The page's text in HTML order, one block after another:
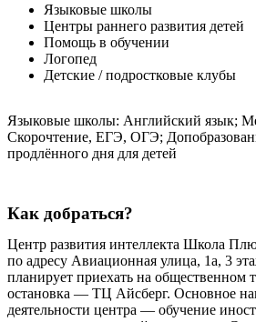
Языковые школы
Центры раннего развития детей
Помощь в обучении
Логопед
Детские / подростковые клубы
Языковые школы: Английский язык;
Скорочтение, ЕГЭ, ОГЭ;
продлённого дня для детей
Как добраться?
Центр развития интеллекта Школа
по адресу Авиационная улица, 1а, 3
планирует приехать на общественном
остановка — ТЦ Айсберг. Основное
деятельности центра — обучение